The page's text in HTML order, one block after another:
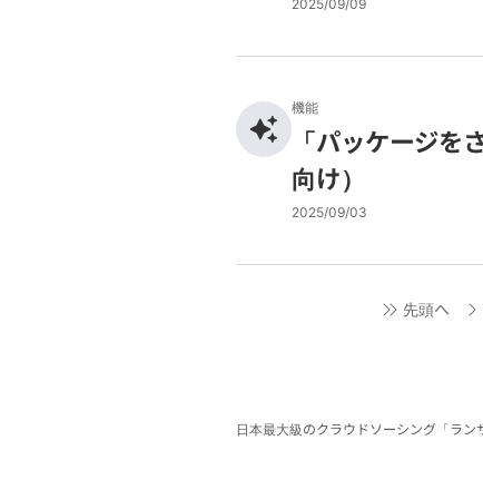
2025/09/09
機能
「パッケージを
向け）
2025/09/03
先頭へ
日本最大級のクラウドソーシング「ラン